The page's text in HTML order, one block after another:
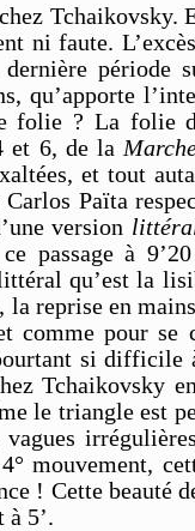
ni faute.
qu’apporte
folie ? La
et 6, de la
et tout
Païta
version
passage à
qu’est la
reprise en
comme pour
si
Tchaikovsky
le triangle est
mouvement,
! Cette beauté
5’.